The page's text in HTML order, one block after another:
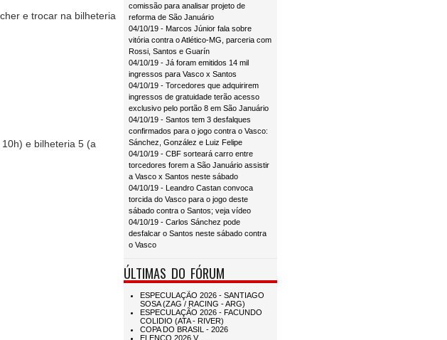
e trocar na bilheteria
e bilheteria 5 (a
comissão para analisar projeto de
reforma de São Januário
04/10/19 - Marcos Júnior fala sobre
vitória contra o Atlético-MG, parceria com
Rossi, Santos e Guarín
04/10/19 - Já foram emitidos 14 mil
ingressos para Vasco x Santos
04/10/19 - Torcedores que adquirirem
ingressos de gratuidade terão acesso
exclusivo pelo portão 8 em São Januário
04/10/19 - Santos tem 3 desfalques
confirmados para o jogo contra o Vasco:
Sánchez, González e Luiz Felipe
04/10/19 - CBF sorteará carro entre
torcedores forem a São Januário assistir
a Vasco x Santos neste sábado
04/10/19 - Leandro Castan convoca
torcida do Vasco para o jogo deste
sábado contra o Santos; veja vídeo
04/10/19 - Carlos Sánchez pode
desfalcar o Santos neste sábado contra
o Vasco
ÚLTIMAS DO FÓRUM